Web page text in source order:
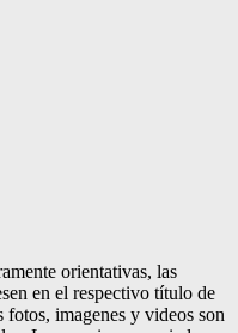
orientativas, las
en el respectivo título de
fotos, imagenes y videos son